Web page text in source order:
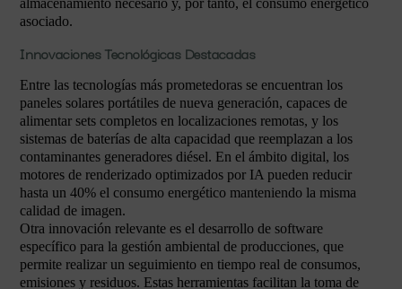
almacenamiento necesario y, por tanto, el consumo energético
asociado.
Innovaciones Tecnológicas Destacadas
Entre las tecnologías más prometedoras se encuentran los
paneles solares portátiles de nueva generación, capaces de
alimentar sets completos en localizaciones remotas, y los
sistemas de baterías de alta capacidad que reemplazan a los
contaminantes generadores diésel. En el ámbito digital, los
motores de renderizado optimizados por IA pueden reducir
hasta un 40% el consumo energético manteniendo la misma
calidad de imagen.
Otra innovación relevante es el desarrollo de software
específico para la gestión ambiental de producciones, que
permite realizar un seguimiento en tiempo real de consumos,
emisiones y residuos. Estas herramientas facilitan la toma de